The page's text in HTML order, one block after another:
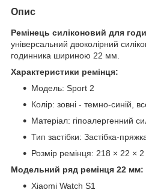
Опис
Ремінець силіконовий для
універсальний двоколірний
годинника шириною 22 мм.
Характеристики ремінця:
Модель: Sport 2
Колір: зовні - темно-синій,
Матеріал: гіпоалергенний
Тип застібки: Застібка-
Розмір ремінця: 218 × 22 × 2
Модельний ряд ремінця 22 мм:
Xiaomi Watch S1